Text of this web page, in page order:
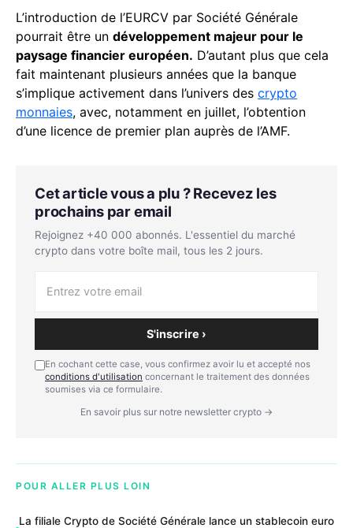
L’introduction de l’EURCV par Société Générale
pourrait être un développement majeur pour le
paysage financier européen. D’autant plus que cela
fait maintenant plusieurs années que la banque
s’implique activement dans l’univers des crypto
monnaies, avec, notamment en juillet, l’obtention
d’une licence de premier plan auprès de l’AMF.
Cet article vous a plu ? Recevez les
prochains par email
Rejoignez +40 000 abonnés. L'essentiel du marché
crypto dans votre boîte mail, tous les 2 jours.
S'inscrire ›
En cochant cette case, vous confirmez avoir lu et accepté nos
conditions d'utilisation concernant le traitement des données
soumises via ce formulaire.
En savoir plus sur notre newsletter crypto →
POUR ALLER PLUS LOIN
La filiale Crypto de Société Générale lance un stablecoin euro